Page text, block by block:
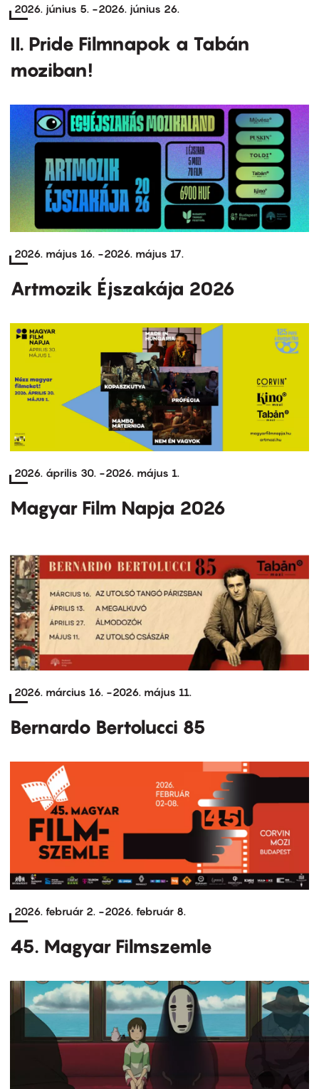
2026. június 5. -2026. június 26.
II. Pride Filmnapok a Tabán
moziban!
2026. május 16. -2026. május 17.
Artmozik Éjszakája 2026
2026. április 30. -2026. május 1.
Magyar Film Napja 2026
2026. március 16. -2026. május 11.
Bernardo Bertolucci 85
2026. február 2. -2026. február 8.
45. Magyar Filmszemle